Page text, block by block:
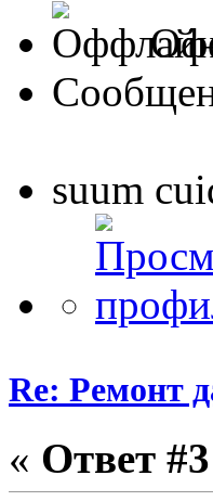
suum
Re: Ремонт
« Ответ